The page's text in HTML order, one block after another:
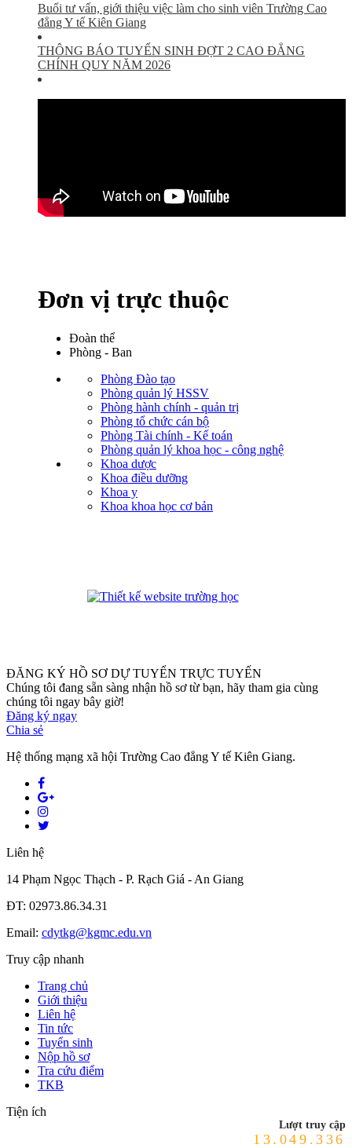
Buổi tư vấn, giới thiệu việc làm cho sinh viên Trường Cao
đẳng Y tế Kiên Giang
THÔNG BÁO TUYỂN SINH ĐỢT 2 CAO ĐẲNG
CHÍNH QUY NĂM 2026
Đơn vị trực thuộc
Đoàn thể
Phòng - Ban
Phòng Đào tạo
Phòng quản lý HSSV
Phòng hành chính - quản trị
Phòng tổ chức cán bộ
Phòng Tài chính - Kế toán
Phòng quản lý khoa học - công nghệ
Khoa dược
Khoa điều dưỡng
Khoa y
Khoa khoa học cơ bản
ĐĂNG KÝ HỒ SƠ DỰ TUYỂN TRỰC TUYẾN
Chúng tôi đang sẵn sàng nhận hồ sơ từ bạn, hãy tham gia cùng
chúng tôi ngay bây giờ!
Đăng ký ngay
Chia sẻ
Hệ thống mạng xã hội Trường Cao đẳng Y tế Kiên Giang.
Liên hệ
14 Phạm Ngọc Thạch - P. Rạch Giá - An Giang
ĐT: 02973.86.34.31
Email: cdytkg@kgmc.edu.vn
Truy cập nhanh
Trang chủ
Giới thiệu
Liên hệ
Tin tức
Tuyển sinh
Nộp hồ sơ
Tra cứu điểm
TKB
Tiện ích
Lượt truy cập
13.049.336